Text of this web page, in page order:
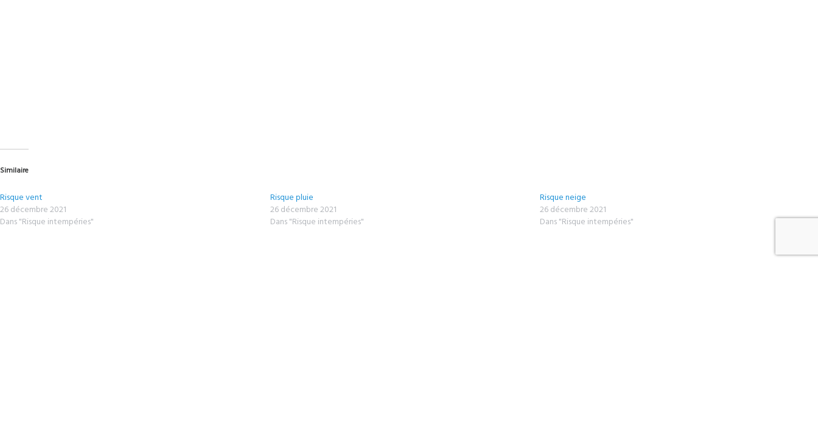
Similaire
Risque vent
26 décembre 2021
Dans "Risque intempéries"
Risque pluie
26 décembre 2021
Dans "Risque intempéries"
Risque neige
26 décembre 2021
Dans "Risque intempéries"